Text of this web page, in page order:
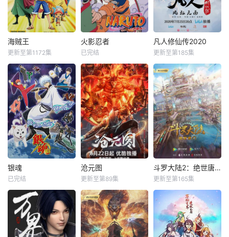
海贼王
更新至第1172集
火影忍者
已完结
凡人修仙传2020
更新至第185集
银魂
已完结
沧元图
更新至第89集
斗罗大陆2：绝世唐门
更新至第165集